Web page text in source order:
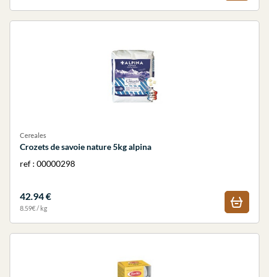
Cereales
Crozets de savoie nature 5kg alpina
ref : 00000298
42.94 €
8.59€ / kg